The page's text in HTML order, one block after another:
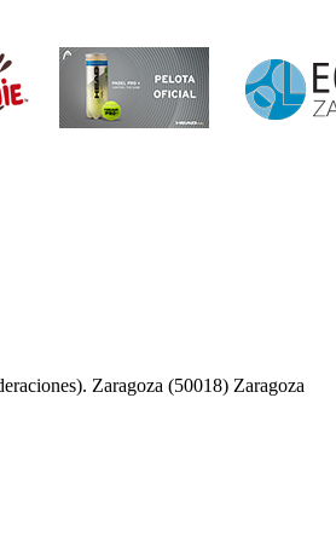
Zaragoza (50018) Zaragoza